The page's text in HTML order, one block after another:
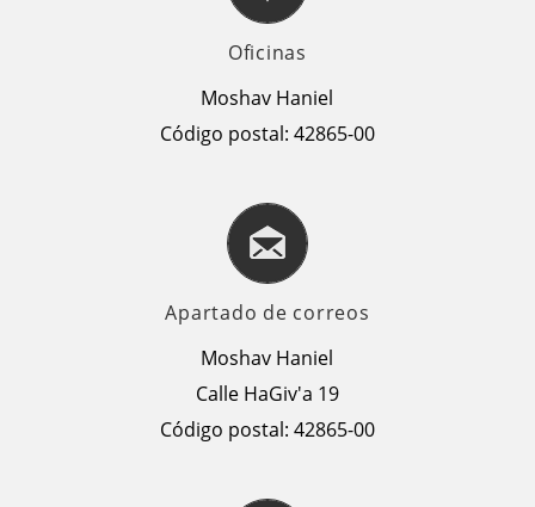
Oficinas
Moshav Haniel
Código postal: 42865-00
Apartado de correos
Moshav Haniel
Calle HaGiv'a 19
Código postal: 42865-00